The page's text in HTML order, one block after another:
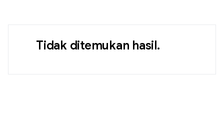
Tidak ditemukan hasil.